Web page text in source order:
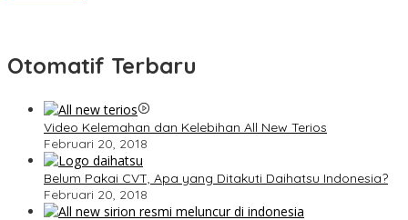
Otomatif Terbaru
Video Kelemahan dan Kelebihan All New Terios
Februari 20, 2018
Belum Pakai CVT, Apa yang Ditakuti Daihatsu Indonesia?
Februari 20, 2018